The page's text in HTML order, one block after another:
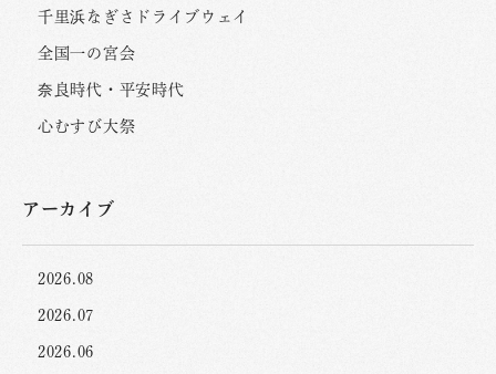
千里浜なぎさドライブウェイ
全国一の宮会
奈良時代・平安時代
心むすび大祭
アーカイブ
2026.08
2026.07
2026.06